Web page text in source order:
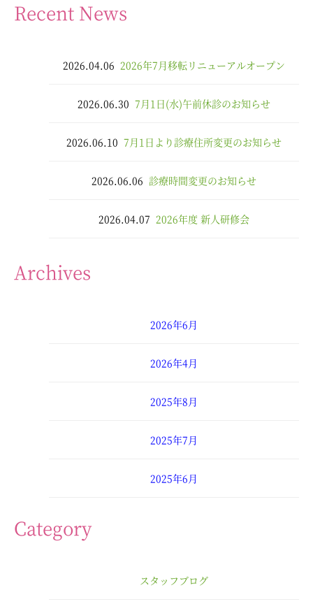
Recent News
2026.04.06 2026年7月移転リニューアルオープン
2026.06.30 7月1日(水)午前休診のお知らせ
2026.06.10 7月1日より診療住所変更のお知らせ
2026.06.06 診療時間変更のお知らせ
2026.04.07 2026年度 新人研修会
Archives
2026年6月
2026年4月
2025年8月
2025年7月
2025年6月
Category
スタッフブログ